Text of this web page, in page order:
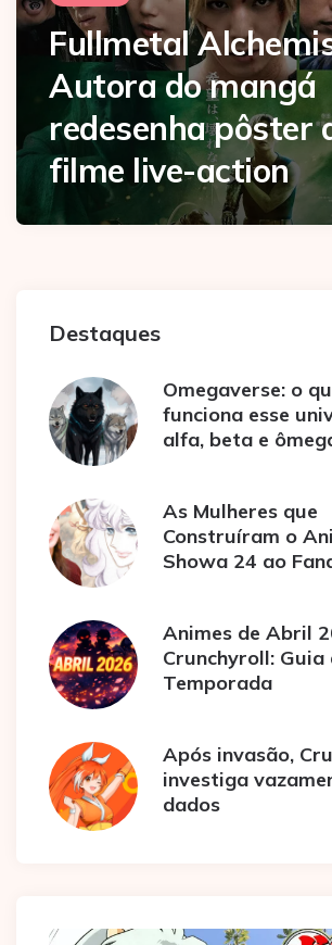
Fullmetal
Autora do mangá
redesenha pôster
filme live-action
Destaques
Omegaverse: o
funciona esse
alfa, beta e
As Mulheres que
Construíram o
Showa 24 ao
Animes de Abril
Crunchyroll: Guia
Temporada
Após invasão,
investiga
dados